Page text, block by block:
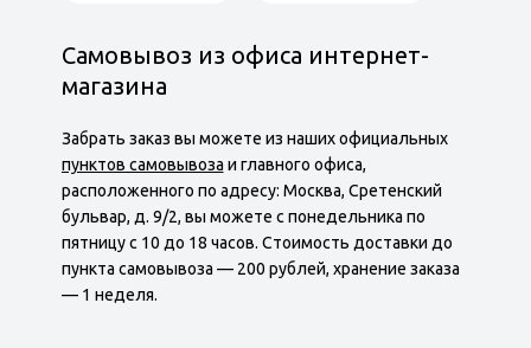
Самовывоз из офиса интернет-
магазина
Забрать заказ вы можете из наших официальных
пунктов самовывоза и главного офиса,
расположенного по адресу: Москва, Сретенский
бульвар, д. 9/2, вы можете с понедельника по
пятницу с 10 до 18 часов. Cтоимость доставки до
пункта самовывоза — 200 рублей, хранение заказа
— 1 неделя.